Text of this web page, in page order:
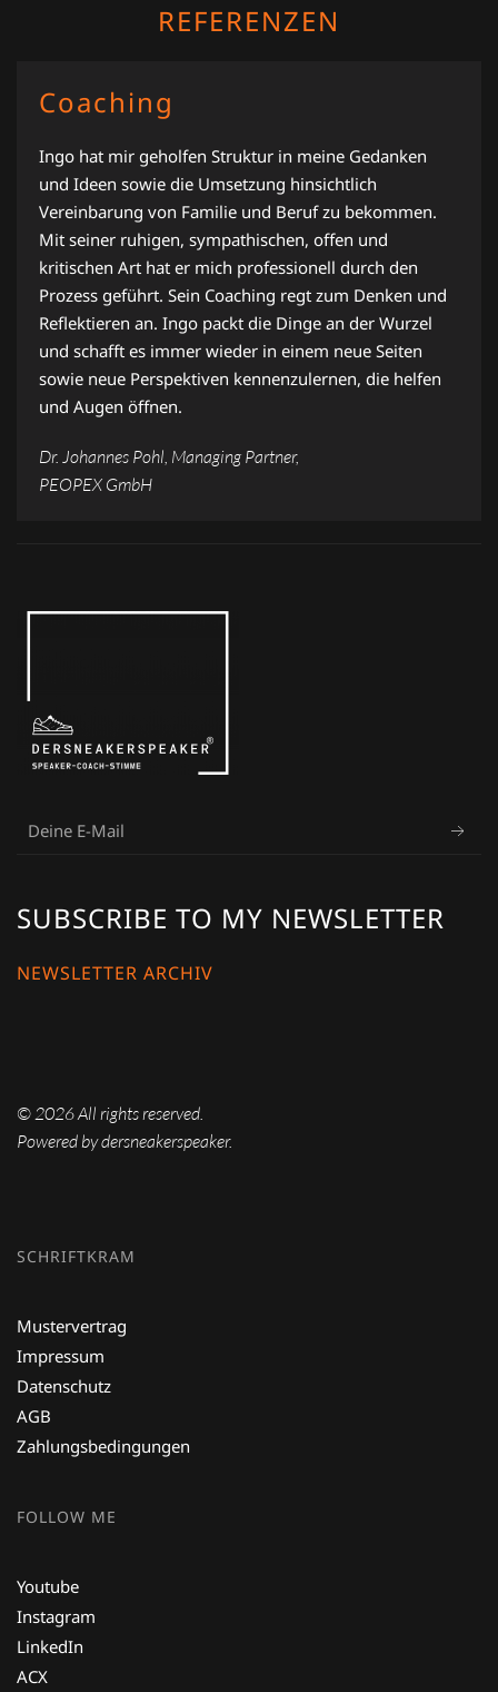
REFERENZEN
Coaching
Ingo hat mir geholfen Struktur in meine Gedanken
und Ideen sowie die Umsetzung hinsichtlich
Vereinbarung von Familie und Beruf zu bekommen.
Mit seiner ruhigen, sympathischen, offen und
kritischen Art hat er mich professionell durch den
Prozess geführt. Sein Coaching regt zum Denken und
Reflektieren an. Ingo packt die Dinge an der Wurzel
und schafft es immer wieder in einem neue Seiten
sowie neue Perspektiven kennenzulernen, die helfen
und Augen öffnen.
Dr. Johannes Pohl, Managing Partner,
PEOPEX GmbH
SUBSCRIBE TO MY NEWSLETTER
NEWSLETTER ARCHIV
©2026All rights reserved.
Powered by dersneakerspeaker.
SCHRIFTKRAM
Mustervertrag
Impressum
Datenschutz
AGB
Zahlungsbedingungen
FOLLOW ME
Youtube
Instagram
LinkedIn
ACX